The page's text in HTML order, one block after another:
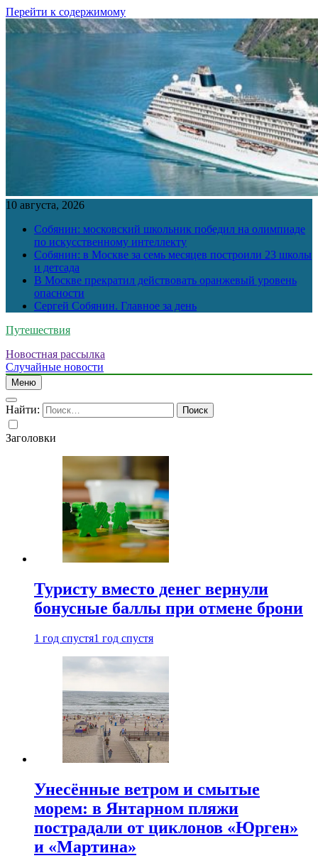
Перейти к содержимому
10 августа, 2026
Собянин: московский школьник победил на олимпиаде
по искусственному интеллекту
Собянин: в Москве за семь месяцев построили 23 школы
и детсада
В Москве прекратил действовать оранжевый уровень
опасности
Сергей Собянин. Главное за день
Путешествия
Новостная рассылка
Случайные новости
Меню
Найти:
Заголовки
Туристу вместо денег вернули
бонусные баллы при отмене брони
1 год спустя1 год спустя
Унесённые ветром и смытые
морем: в Янтарном пляжи
пострадали от циклонов «Юрген»
и «Мартина»